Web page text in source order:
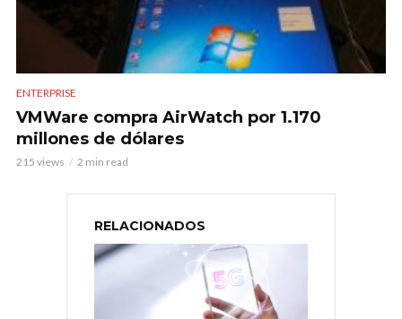
ENTERPRISE
VMWare compra AirWatch por 1.170
millones de dólares
215 views 2 min read
RELACIONADOS